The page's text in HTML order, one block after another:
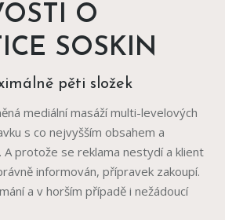
O
SOSKIN
pěti složek
mediální masáží multi-levelových
s co nejvyšším obsahem a
A protože se reklama nestydí a klient
informován, přípravek zakoupí.
a v horším případě i nežádoucí